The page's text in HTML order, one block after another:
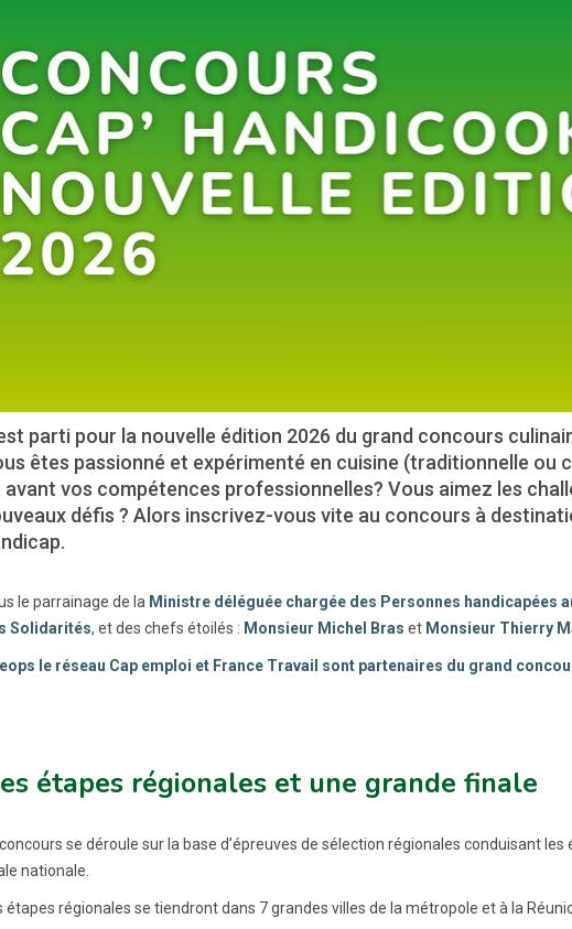
parti pour la nouvelle édition 2026 du grand concours
êtes passionné et expérimenté en cuisine (traditionnelle
avant vos compétences professionnelles? Vous aimez les
défis ? Alors inscrivez-vous vite au concours à
le parrainage de la Ministre déléguée chargée des Personnes handicapées
Solidarités, et des chefs étoilés : Monsieur Michel Bras et Monsieur Thierry
le réseau Cap emploi et France Travail sont partenaires du grand
étapes régionales et une grande finale
concours se déroule sur la base d’épreuves de sélection régionales conduisant
nationale.
étapes régionales se tiendront dans 7 grandes villes de la métropole et à la